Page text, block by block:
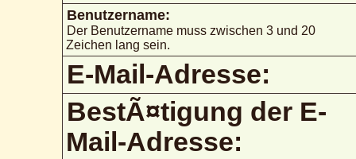
Benutzername:
Der Benutzername muss zwischen 3 und 20
Zeichen lang sein.
E-Mail-Adresse:
BestÃ¤tigung der E-
Mail-Adresse: